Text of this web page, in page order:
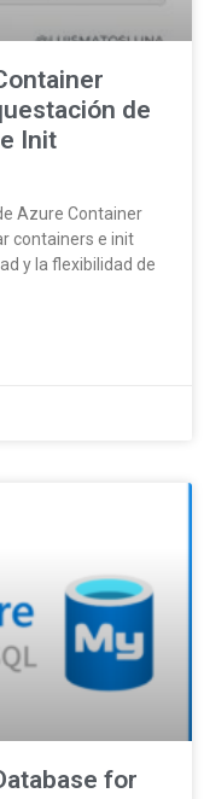
de
Init
Azure Container
containers e init
y la flexibilidad de
for